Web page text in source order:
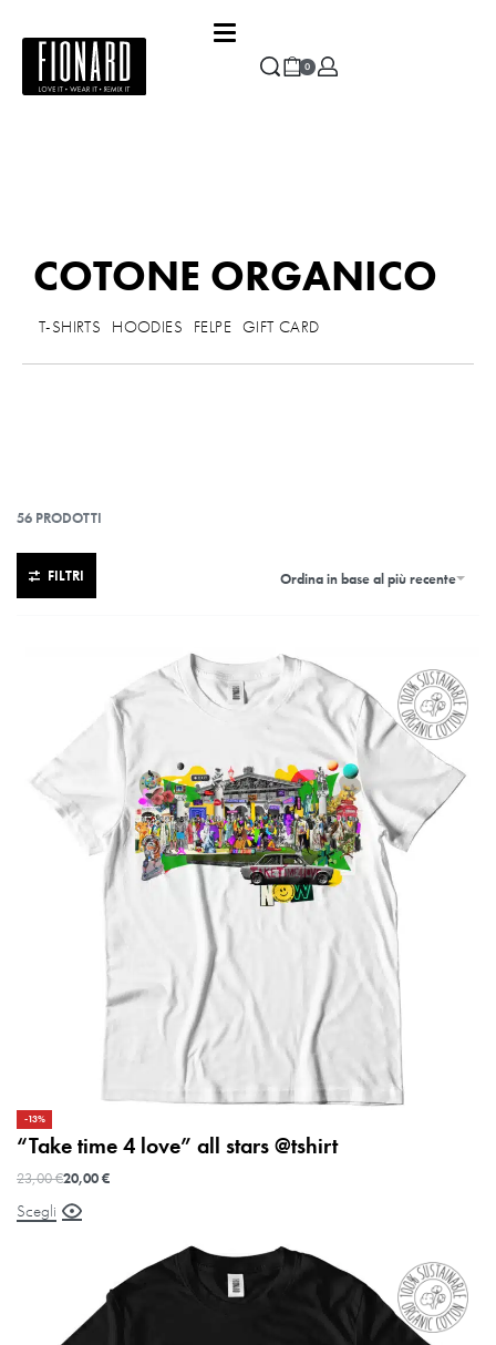
0
COTONE ORGANICO
T-SHIRTS HOODIES FELPE GIFT CARD
56 PRODOTTI
Ordina in base al più recente
FILTRI
-13%
“Take time 4 love” all stars @tshirt
23,00€20,00€
Scegli